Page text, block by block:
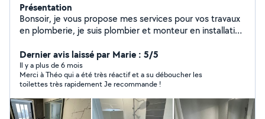
Présentation
Bonsoir, je vous propose mes services pour vos travaux
en plomberie, je suis plombier et monteur en installation
me contacter.
Dernier avis laissé par Marie : 5/5
Il y a plus de 6 mois
Merci à Théo qui a été très réactif et a su déboucher les
toilettes très rapidement Je recommande !